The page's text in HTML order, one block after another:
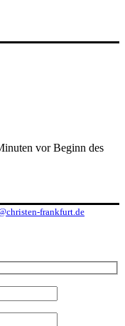
vor Beginn des
frankfurt.de